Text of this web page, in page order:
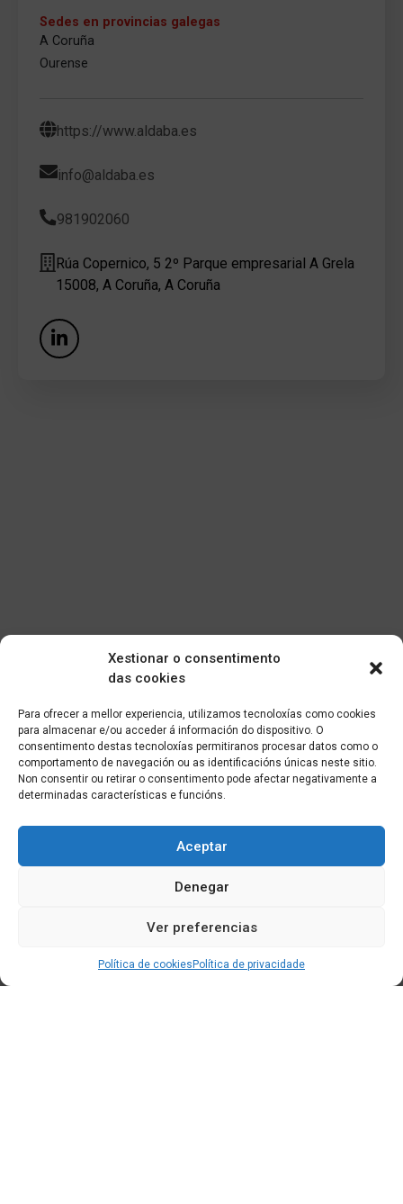
Xestionar o consentimento
das cookies
Para ofrecer a mellor experiencia, utilizamos tecnoloxías como cookies
para almacenar e/ou acceder á información do dispositivo. O
consentimento destas tecnoloxías permitiranos procesar datos como o
comportamento de navegación ou as identificacións únicas neste sitio.
Non consentir ou retirar o consentimento pode afectar negativamente a
determinadas características e funcións.
Aceptar
Denegar
Ver preferencias
Política de cookies Política de privacidade
Sedes en provincias galegas
A Coruña
Ourense
https://www.aldaba.es
info@aldaba.es
981902060
Rúa Copernico, 5 2º Parque empresarial A Grela
15008, A Coruña, A Coruña